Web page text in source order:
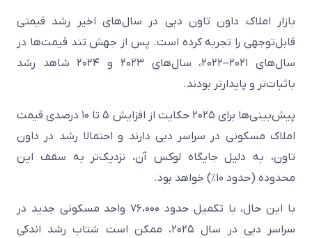
بازار املاک داون تاون دبی در سال‌های اخیر رشد قیمتی
قابل‌توجهی را تجربه کرده است. پس از جهش تند قیمت‌ها در
سال‌های ۲۰۲۱–۲۰۲۲، سال‌های ۲۰۲۳ و ۲۰۲۴ شاهد رشد
باثبات‌تر و پایدارتر بودند.
پیش‌بینی‌ها برای ۲۰۲۵ حکایت از افزایش ۵ تا ۱۰ درصدی قیمت
املاک مسکونی در سراسر دبی دارند و احتمالا رشد در داون
تاون، به دلیل جایگاه لوکس آن، نزدیک‌تر به سقف این
محدوده (حدود ۱۰٪) خواهد بود.
با این حال، با تکمیل حدود ۷۶،۰۰۰ واحد مسکونی جدید در
سراسر دبی در سال ۲۰۲۵، ممکن است شتاب رشد اندکی